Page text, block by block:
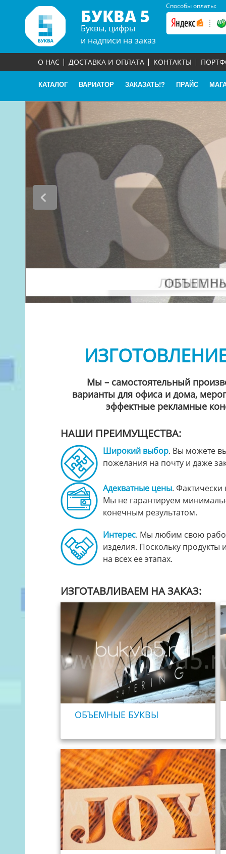
БУКВА 5
Буквы, цифры
и надписи на заказ
Способы оплаты:
О НАС ДОСТАВКА И ОПЛАТА КОНТАКТЫ
КАТАЛОГ ВАРИАТОР ЗАКАЗАТЬ!? ПРАЙС
Мы – самостоятельный
варианты для офиса и дома,
эффектные рекламные
НАШИ ПРЕИМУЩЕСТВА:
Широкий выбор. Вы можете
пожелания на почту и даже
Адекватные цены.
Мы не гарантируем
конечным результатом.
Интерес. Мы любим свою
изделия. Поскольку
на всех ее этапах.
ИЗГОТАВЛИВАЕМ НА ЗАКАЗ:
ОБЪЕМНЫЕ БУКВЫ